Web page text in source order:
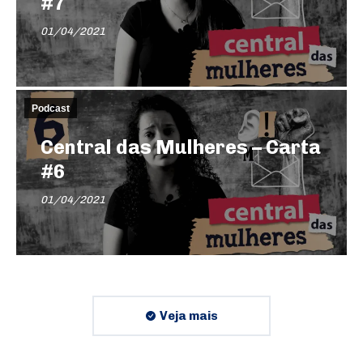
01/04/2021
Podcast
Central das Mulheres – Carta
#6
01/04/2021
Veja mais